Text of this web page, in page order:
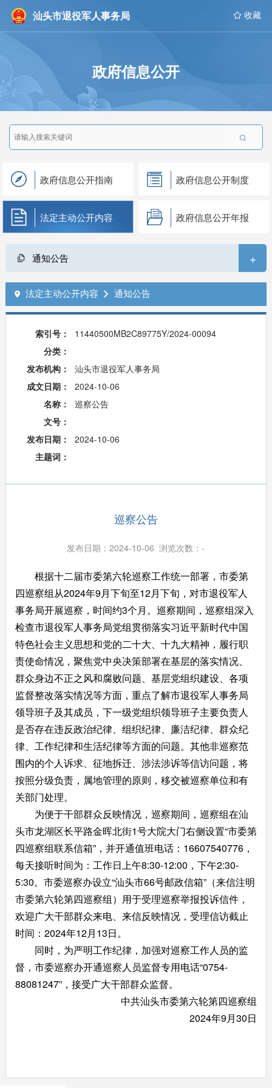
汕头市退役军人事务局  收藏
政府信息公开

政府信息公开指南 政府信息公开制度
法定主动公开内容 政府信息公开年报
通知公告 +
 法定主动公开内容  通知公告
索引号：
11440500MB2C89775Y/2024-00094
分类：
发布机构：
汕头市退役军人事务局
成文日期：
2024-10-06
名称：
巡察公告
文号：
发布日期：
2024-10-06
主题词：
巡察公告
发布日期：2024-10-06 浏览次数：-
根据十二届市委第六轮巡察工作统一部署，市委第
四巡察组从2024年9月下旬至12月下旬，对市退役军人
事务局开展巡察，时间约3个月。巡察期间，巡察组深入
检查市退役军人事务局党组贯彻落实习近平新时代中国
特色社会主义思想和党的二十大、十九大精神，履行职
责使命情况，聚焦党中央决策部署在基层的落实情况、
群众身边不正之风和腐败问题、基层党组织建设、各项
监督整改落实情况等方面，重点了解市退役军人事务局
领导班子及其成员，下一级党组织领导班子主要负责人
是否存在违反政治纪律、组织纪律、廉洁纪律、群众纪
律、工作纪律和生活纪律等方面的问题。其他非巡察范
围内的个人诉求、征地拆迁、涉法涉诉等信访问题，将
按照分级负责，属地管理的原则，移交被巡察单位和有
关部门处理。
为便于干部群众反映情况，巡察期间，巡察组在汕
头市龙湖区长平路金晖北街1号大院大门右侧设置“市委第
四巡察组联系信箱”，并开通值班电话：16607540776，
每天接听时间为：工作日上午8:30-12:00，下午2:30-
5:30。市委巡察办设立“汕头市66号邮政信箱”（来信注明
市委第六轮第四巡察组）用于受理巡察举报投诉信件，
欢迎广大干部群众来电、来信反映情况，受理信访截止
时间：2024年12月13日。
同时，为严明工作纪律，加强对巡察工作人员的监
督，市委巡察办开通巡察人员监督专用电话“0754-
88081247”，接受广大干部群众监督。
中共汕头市委第六轮第四巡察组
2024年9月30日